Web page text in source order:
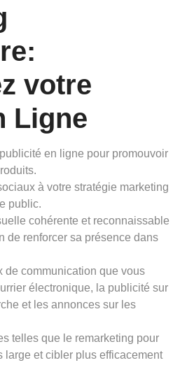
votre
Ligne
en ligne pour promouvoir
à votre stratégie marketing
public.
cohérente et reconnaissable
de renforcer sa présence dans
de communication que vous
électronique, la publicité sur
et les annonces sur les
telles que le remarketing pour
large et cibler plus efficacement